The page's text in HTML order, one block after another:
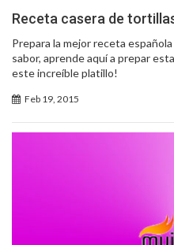
Receta casera de
Prepara la mejor receta
sabor, aprende aquí a prepar
este increíble platillo!
Feb 19, 2015